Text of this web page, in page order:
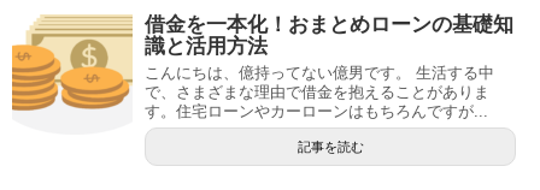
借金を一本化！おまとめローンの基礎知
識と活用方法
こんにちは、億持ってない億男です。 生活する中
で、さまざまな理由で借金を抱えることがありま
す。住宅ローンやカーローンはもちろんですが...
記事を読む